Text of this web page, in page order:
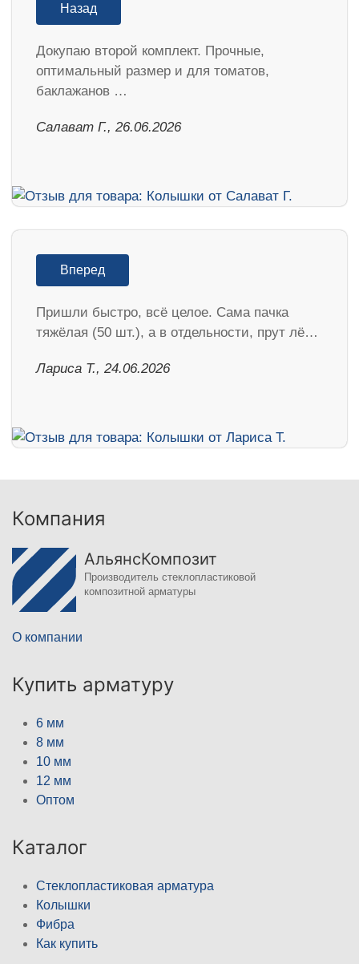
Назад
Докупаю второй комплект. Прочные,
оптимальный размер и для томатов,
баклажанов …
Салават Г., 26.06.2026
Вперед
Пришли быстро, всё целое. Сама пачка
тяжёлая (50 шт.), а в отдельности, прут лё…
Лариса Т., 24.06.2026
Компания
АльянсКомпозит
Производитель стеклопластиковой
композитной арматуры
О компании
Купить арматуру
6 мм
8 мм
10 мм
12 мм
Оптом
Каталог
Стеклопластиковая арматура
Колышки
Фибра
Как купить